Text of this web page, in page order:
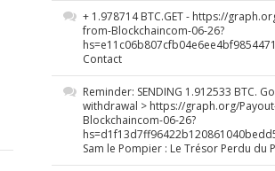
+ 1.978714 BTC.GET - https://
from-Blockchaincom-06-26?
Contact
Reminder: SENDING 1.912533 BTC.
withdrawal > https://graph.org/
Blockchaincom-06-26?
Sam le Pompier : Le Trésor Perdu du